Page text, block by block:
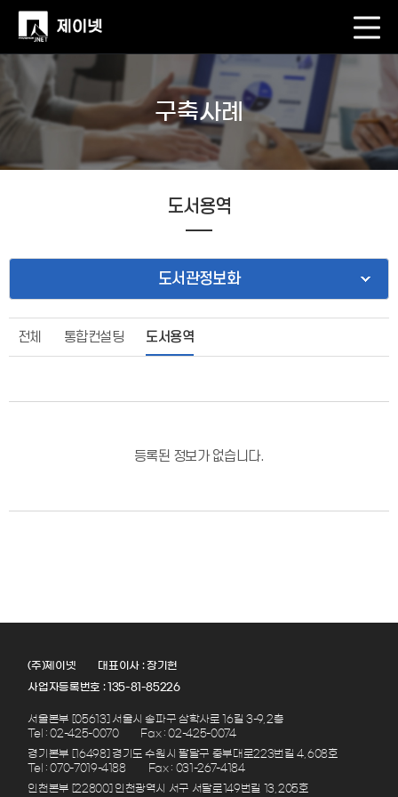
구축사례
도서용역
도서관정보화
전체 통합컨설팅 도서용역
등록된 정보가 없습니다.
(주)제이넷
대표이사 : 장기헌
사업자등록번호 : 135-81-85226
서울본부 [05613] 서울시 송파구 삼학사로 16길 3-9, 2층
Tel : 02-425-0070
Fax : 02-425-0074
경기본부 [16498] 경기도 수원시 팔달구 중부대로223번길 4, 608호
Tel : 070-7019-4188
Fax : 031-267-4184
인천본부 [22800] 인천광역시 서구 서달로149번길 13, 205호